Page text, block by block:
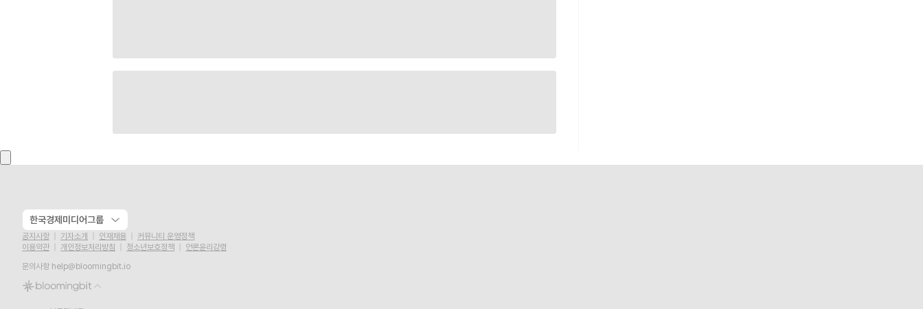
한국경제미디어그룹
공지사항 기자소개 인재채용
커뮤니티 운영정책
이용약관
개인정보처리방침 청소년보호정책
언론윤리강령
문의사항 help@bloomingbit.io